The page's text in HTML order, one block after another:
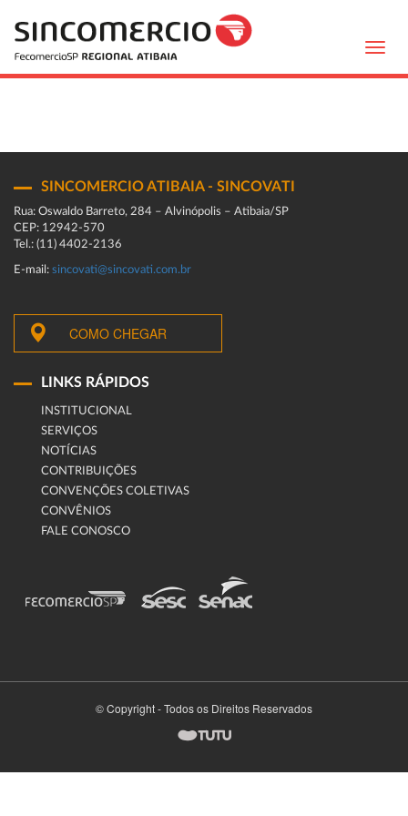
SINCOMERCIO ATIBAIA - SINCOVATI
Rua: Oswaldo Barreto, 284 – Alvinópolis – Atibaia/SP
CEP: 12942-570
Tel.: (11) 4402-2136
E-mail: sincovati@sincovati.com.br
COMO CHEGAR
LINKS RÁPIDOS
INSTITUCIONAL
SERVIÇOS
NOTÍCIAS
CONTRIBUIÇÕES
CONVENÇÕES COLETIVAS
CONVÊNIOS
FALE CONOSCO
© Copyright - Todos os Direitos Reservados